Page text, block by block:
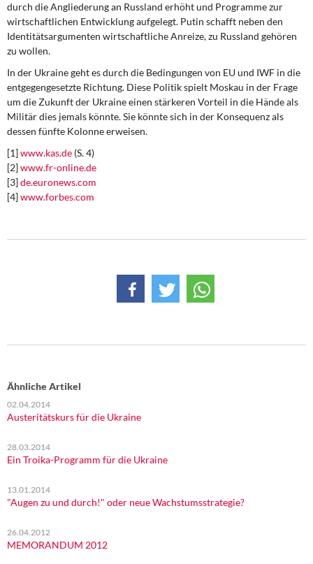
durch die Angliederung an Russland erhöht und Programme zur
wirtschaftlichen Entwicklung aufgelegt. Putin schafft neben den
Identitätsargumenten wirtschaftliche Anreize, zu Russland gehören
zu wollen.
In der Ukraine geht esdurch die Bedingungen von EU und IWF in die
entgegengesetzte Richtung. Diese Politik spielt Moskau in der Frage
um die Zukunft der Ukraine einen stärkeren Vorteil in die Hände als
Militär dies jemals könnte. Sie könnte sich in der Konsequenz als
dessen fünfte Kolonne erweisen.
[1]www.kas.de (S. 4)
[2]www.fr-online.de
[3]de.euronews.com
[4]www.forbes.com
Ähnliche Artikel
02.04.2014
Austeritätskurs für die Ukraine
28.03.2014
Ein Troika-Programm für die Ukraine
13.01.2014
"Augen zu und durch!" oder neue Wachstumsstrategie?
26.04.2012
MEMORANDUM 2012